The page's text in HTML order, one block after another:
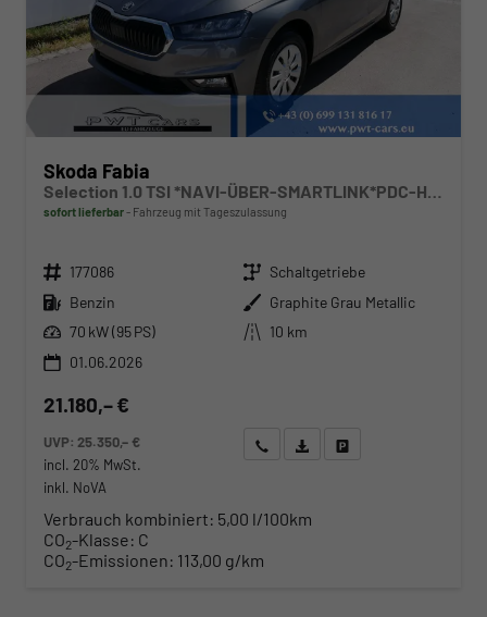
Skoda Fabia
Selection 1.0 TSI *NAVI-ÜBER-SMARTLINK*PDC-HI*LED*SHZ*KLIMA*RADIO
sofort lieferbar Fahrzeug mit Tageszulassung
Fahrzeugnr. 177086 Getriebe Schaltgetriebe
Kraftstoff Benzin Außenfarbe Graphite Grau Metallic
Leistung 70 kW (95 PS) Kilometerstand
10 km
01.06.2026
21.180,– €
UVP:25.350,– €
incl. 20% MwSt.
inkl. NoVA
Wir rufen Sie anAngebot drucken (PDF)
Verbrauch kombiniert: 5,00 l/100km
CO2-Klasse: C
CO2-Emissionen: 113,00 g/km